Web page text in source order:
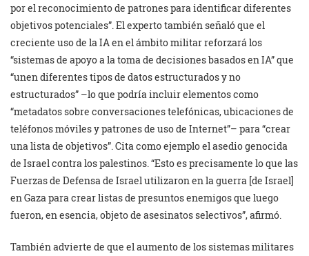
por el reconocimiento de patrones para identificar diferentes
objetivos potenciales”. El experto también señaló que el
creciente uso de la IA en el ámbito militar reforzará los
“sistemas de apoyo a la toma de decisiones basados en IA” que
“unen diferentes tipos de datos estructurados y no
estructurados” –lo que podría incluir elementos como
“metadatos sobre conversaciones telefónicas, ubicaciones de
teléfonos móviles y patrones de uso de Internet”– para “crear
una lista de objetivos”. Cita como ejemplo el asedio genocida
de Israel contra los palestinos. “Esto es precisamente lo que las
Fuerzas de Defensa de Israel utilizaron en la guerra [de Israel]
en Gaza para crear listas de presuntos enemigos que luego
fueron, en esencia, objeto de asesinatos selectivos”, afirmó.
También advierte de que el aumento de los sistemas militares